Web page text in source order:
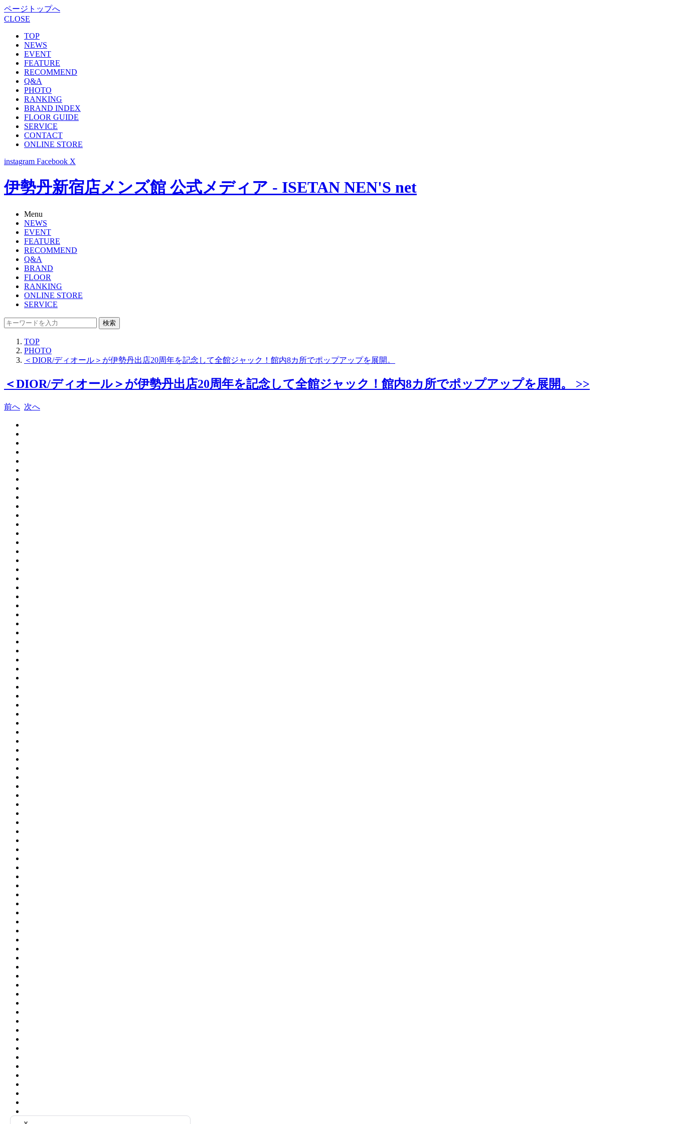
ページトップへ
CLOSE
TOP
NEWS
EVENT
FEATURE
RECOMMEND
Q&A
PHOTO
RANKING
BRAND INDEX
FLOOR GUIDE
SERVICE
CONTACT
ONLINE STORE
instagram Facebook X
伊勢丹新宿店メンズ館 公式メディア - ISETAN NEN'S net
Menu
NEWS
EVENT
FEATURE
RECOMMEND
Q&A
BRAND
FLOOR
RANKING
ONLINE STORE
SERVICE
検索
TOP
PHOTO
＜DIOR/ディオール＞が伊勢丹出店20周年を記念して全館ジャック！館内8カ所でポップアップを展開。
＜DIOR/ディオール＞が伊勢丹出店20周年を記念して全館ジャック！館内8カ所でポップアップを展開。 >>
前へ 次へ